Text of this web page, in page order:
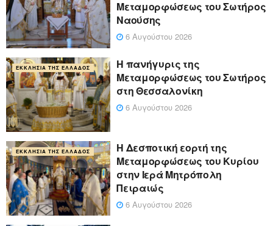
Μεταμορφώσεως του Σωτήρος
Ναούσης
6 Αυγούστου 2026
ΕΚΚΛΗΣΊΑ ΤΗΣ ΕΛΛΆΔΟΣ
Η πανήγυρις της
Μεταμορφώσεως του Σωτήρος
στη Θεσσαλονίκη
6 Αυγούστου 2026
ΕΚΚΛΗΣΊΑ ΤΗΣ ΕΛΛΆΔΟΣ
Η Δεσποτική εορτή της
Μεταμορφώσεως του Κυρίου
στην Ιερά Μητρόπολη
Πειραιώς
6 Αυγούστου 2026